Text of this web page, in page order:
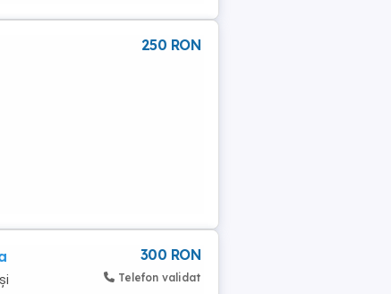
250 RON
300 RON
Telefon validat